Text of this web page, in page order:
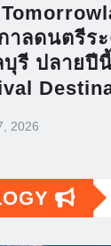
าลดนตรีร
บุรี ปลายปี
2026